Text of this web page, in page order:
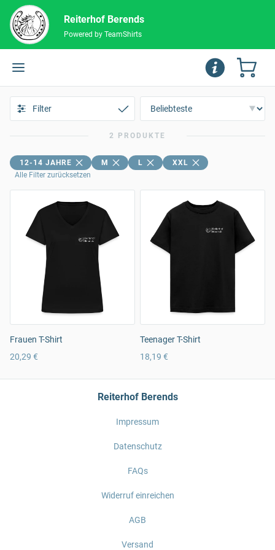
Reiterhof Berends
Powered by TeamShirts
Filter
2 PRODUKTE
12-14 JAHRE M L
XXL
Alle Filter zurücksetzen
Frauen T-Shirt
20,29 €
Teenager T-Shirt
18,19 €
Reiterhof Berends
Impressum
Datenschutz
FAQs
Widerruf einreichen
AGB
Versand